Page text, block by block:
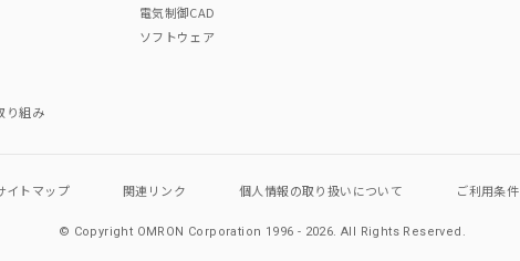
り組み
電気制御CAD
ソフトウェア
イトマップ 関連リンク 個人情報の取り扱いについて ご利用条件
© Copyright OMRON Corporation 1996 - 2026.All Rights Reserved.